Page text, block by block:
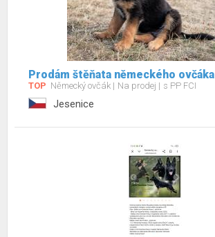
Prodám štěňata německého ovčáka
TOP Německý ovčák Na prodej s PP FCI
Jesenice